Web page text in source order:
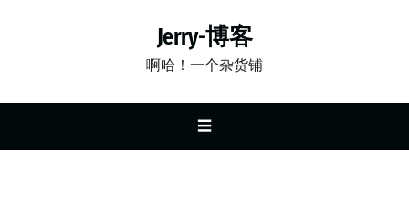
Jerry-博客
啊哈！一个杂货铺
☰